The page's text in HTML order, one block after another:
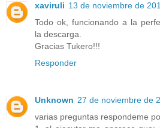
xaviruli 13 de noviembre de
Todo ok, funcionando a la
la descarga.
Gracias Tukero!!!
Responder
Unknown 27 de noviembre de
varias preguntas respondeme